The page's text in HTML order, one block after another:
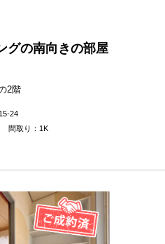
グの南向きの部屋
2階
24
間取り：1K